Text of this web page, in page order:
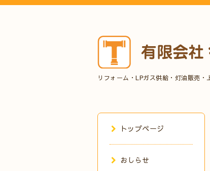
リフォーム・LPガス供給・灯油販売
トップページ
おしらせ